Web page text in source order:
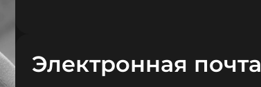
Электронная почта